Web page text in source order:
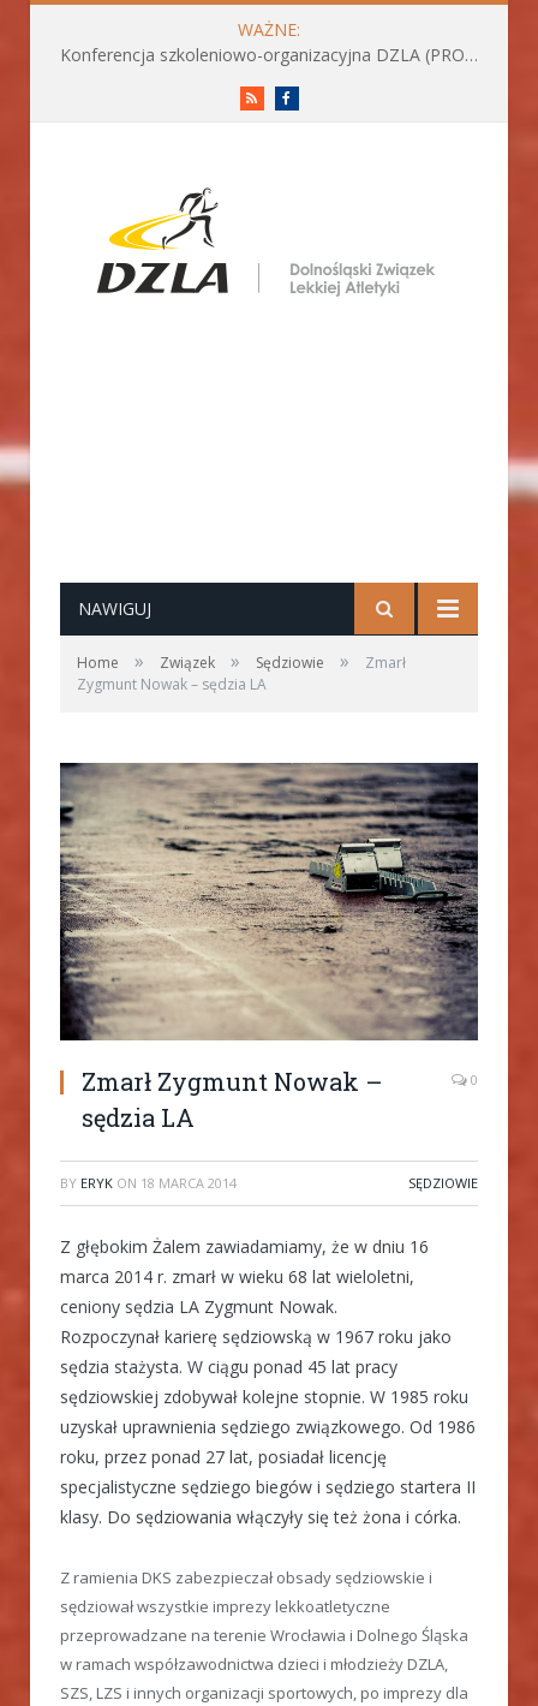
WAŻNE:
Konferencja szkoleniowo-organizacyjna DZLA (PROGRAM już do pobrania)
RSS
NAWIGUJ
Home » Związek » Sędziowie »
Zmarł
Zygmunt Nowak – sędzia LA
Zmarł Zygmunt Nowak –
sędzia LA
0
BY ERYK ON 18 MARCA 2014 SĘDZIOWIE
Z głębokim Żalem zawiadamiamy, że w dniu 16
marca 2014 r. zmarł w wieku 68 lat wieloletni,
ceniony sędzia LA Zygmunt Nowak.
Rozpoczynał karierę sędziowską w 1967 roku jako
sędzia stażysta. W ciągu ponad 45 lat pracy
sędziowskiej zdobywał kolejne stopnie. W 1985 roku
uzyskał uprawnienia sędziego związkowego. Od 1986
roku, przez ponad 27 lat, posiadał licencję
specjalistyczne sędziego biegów i sędziego startera II
klasy. Do sędziowania włączyły się też żona i córka.
Z ramienia DKS zabezpieczał obsady sędziowskie i
sędziował wszystkie imprezy lekkoatletyczne
przeprowadzane na terenie Wrocławia i Dolnego Śląska
w ramach współzawodnictwa dzieci i młodzieży DZLA,
SZS, LZS i innych organizacji sportowych, po imprezy dla